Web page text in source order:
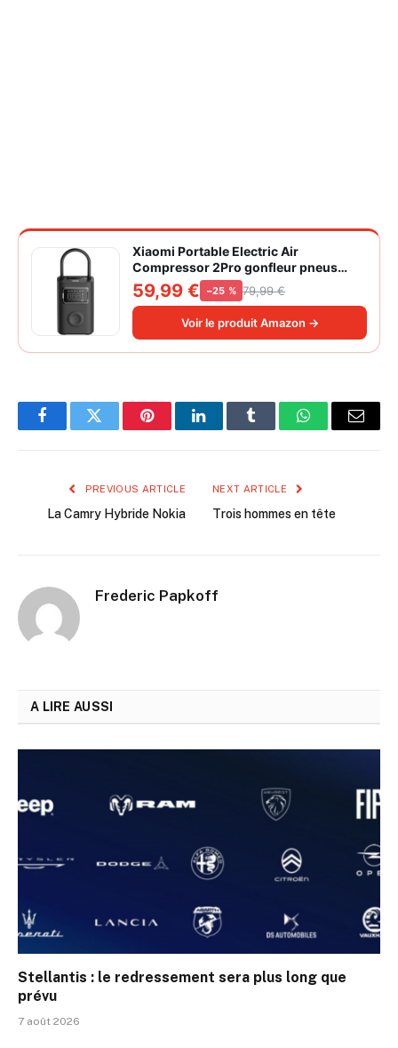
Xiaomi Portable Electric Air
Compressor 2Pro gonfleur pneus
voiture | ±1PSI Contrôle pression
pneus, 45s gonflage rapide, batterie
longue durée, avec éclairage, grand
cylindre à air 27 mm
59,99 € −25 % 79,99 €
Voir le produit Amazon →
FacebookTwitter PinterestLinkedInTumblr WhatsAppEmail
PREVIOUS ARTICLE
La Camry Hybride Nokia
NEXT ARTICLE
Trois hommes en tête
Frederic Papkoff
A LIRE AUSSI
Stellantis : le redressement sera plus long que
prévu
7 août 2026